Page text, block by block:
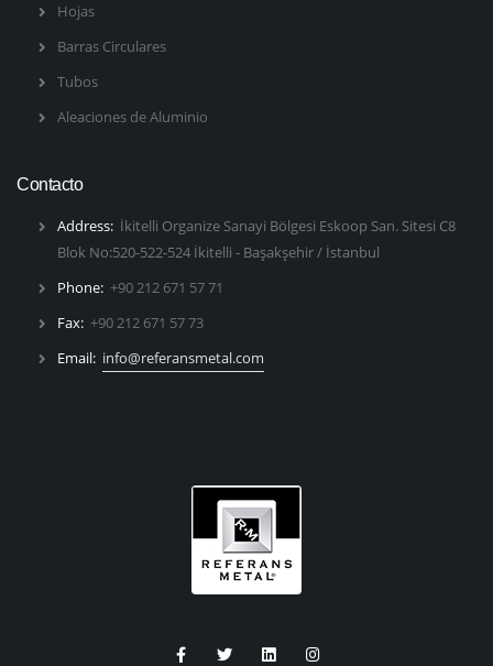
Hojas
Barras Circulares
Tubos
Aleaciones de Aluminio
Contacto
Address: İkitelli Organize Sanayi Bölgesi Eskoop San. Sitesi C8
Blok No:520-522-524 İkitelli - Başakşehir / İstanbul
Phone: +90 212 671 57 71
Fax: +90 212 671 57 73
Email: info@referansmetal.com